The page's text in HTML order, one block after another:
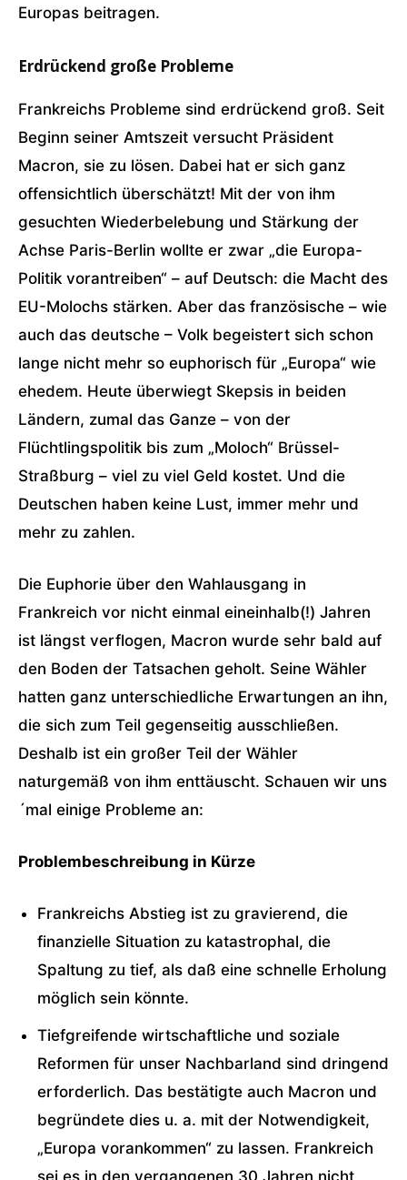
Europas beitragen.
Erdrückend große Probleme
Frankreichs Probleme sind erdrückend groß. Seit
Beginn seiner Amtszeit versucht Präsident
Macron, sie zu lösen. Dabei hat er sich ganz
offensichtlich überschätzt! Mit der von ihm
gesuchten Wiederbelebung und Stärkung der
Achse Paris-Berlin wollte er zwar „die Europa-
Politik vorantreiben“ – auf Deutsch: die Macht des
EU-Molochs stärken. Aber das französische – wie
auch das deutsche – Volk begeistert sich schon
lange nicht mehr so euphorisch für „Europa“ wie
ehedem. Heute überwiegt Skepsis in beiden
Ländern, zumal das Ganze – von der
Flüchtlingspolitik bis zum „Moloch“ Brüssel-
Straßburg – viel zu viel Geld kostet. Und die
Deutschen haben keine Lust, immer mehr und
mehr zu zahlen.
Die Euphorie über den Wahlausgang in
Frankreich vor nicht einmal eineinhalb(!) Jahren
ist längst verflogen, Macron wurde sehr bald auf
den Boden der Tatsachen geholt. Seine Wähler
hatten ganz unterschiedliche Erwartungen an ihn,
die sich zum Teil gegenseitig ausschließen.
Deshalb ist ein großer Teil der Wähler
naturgemäß von ihm enttäuscht. Schauen wir uns
´mal einige Probleme an:
Problembeschreibung in Kürze
Frankreichs Abstieg ist zu gravierend, die
finanzielle Situation zu katastrophal, die
Spaltung zu tief, als daß eine schnelle Erholung
möglich sein könnte.
Tiefgreifende wirtschaftliche und soziale
Reformen für unser Nachbarland sind dringend
erforderlich. Das bestätigte auch Macron und
begründete dies u. a. mit der Notwendigkeit,
„Europa vorankommen“ zu lassen. Frankreich
sei es in den vergangenen 30 Jahren nicht